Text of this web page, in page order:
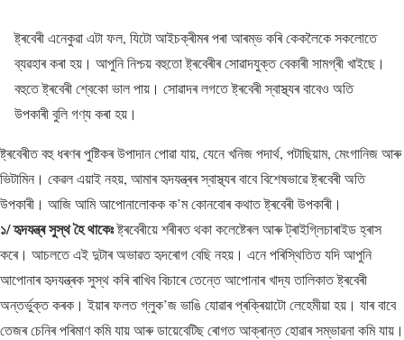
ষ্ট্ৰবেৰী এনেকুৱা এটা ফল, যিটো আইচক্ৰীমৰ পৰা আৰম্ভ কৰি কেকলৈকে সকলোতে
ব্যৱহাৰ কৰা হয়। আপুনি নিশ্চয় বহুতো ষ্ট্ৰবেৰীৰ সোৱাদযুক্ত বেকাৰী সামগ্ৰী খাইছে।
বহুতে ষ্ট্ৰবেৰী শ্বেকো ভাল পায়। সোৱাদৰ লগতে ষ্ট্ৰবেৰী স্বাস্থ্যৰ বাবেও অতি
উপকাৰী বুলি গণ্য কৰা হয়।
ষ্ট্ৰবেৰীত বহু ধৰণৰ পুষ্টিকৰ উপাদান পোৱা যায়, যেনে খনিজ পদাৰ্থ, পটাছিয়াম, মেংগানিজ আৰু
ভিটামিন। কেৱল এয়াই নহয়, আমাৰ হৃদযন্ত্ৰৰ স্বাস্থ্যৰ বাবে বিশেষভাৱে ষ্ট্ৰবেৰী অতি
উপকাৰী। আজি আমি আপোনালোকক ক’ম কোনবোৰ কথাত ষ্ট্ৰবেৰী উপকাৰী।
১/ হৃদযন্ত্ৰ সুস্থ হৈ থাকেঃষ্ট্ৰবেৰীয়ে শৰীৰত থকা কলেষ্টেৰল আৰু ট্ৰাইগ্লিচাৰাইড হ্ৰাস
কৰে। আচলতে এই দুটাৰ অভাৱত হৃদৰোগ বেছি নহয়। এনে পৰিস্থিতিত যদি আপুনি
আপোনাৰ হৃদযন্ত্ৰক সুস্থ কৰি ৰাখিব বিচাৰে তেন্তে আপোনাৰ খাদ্য তালিকাত ষ্ট্ৰবেৰী
অন্তৰ্ভুক্ত কৰক। ইয়াৰ ফলত গ্লুক’জ ভাঙি যোৱাৰ প্ৰক্ৰিয়াটো লেহেমীয়া হয়। যাৰ বাবে
তেজৰ চেনিৰ পৰিমাণ কমি যায় আৰু ডায়েবেটিছ ৰোগত আক্ৰান্ত হোৱাৰ সম্ভাৱনা কমি যায়।